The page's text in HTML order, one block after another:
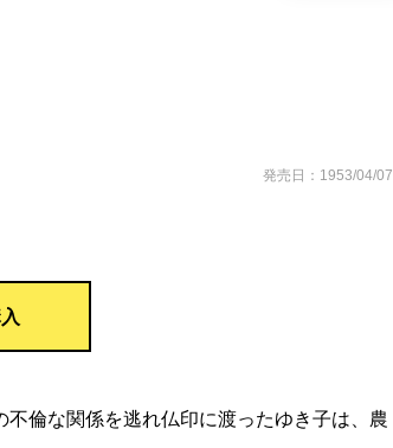
発売日：1953/04/07
不倫な関係を逃れ仏印に渡ったゆき子は、農